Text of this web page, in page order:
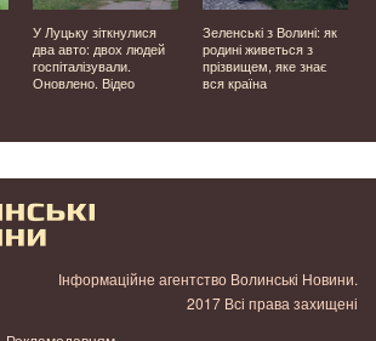
У Луцьку зіткнулися
два авто: двох людей
госпіталізували.
Оновлено. Відео
Зеленські з Волині: як
родині живеться з
прізвищем, яке знає
вся країна
Інформаційне агентство Волинські Новини.
2017 Всі права захищені